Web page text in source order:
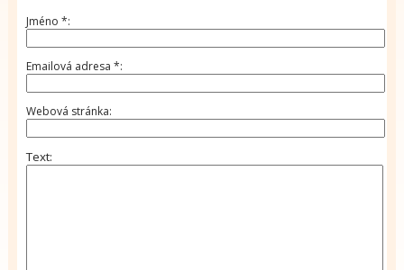
Jméno *
Emailová adresa *
Webová stránka
Text